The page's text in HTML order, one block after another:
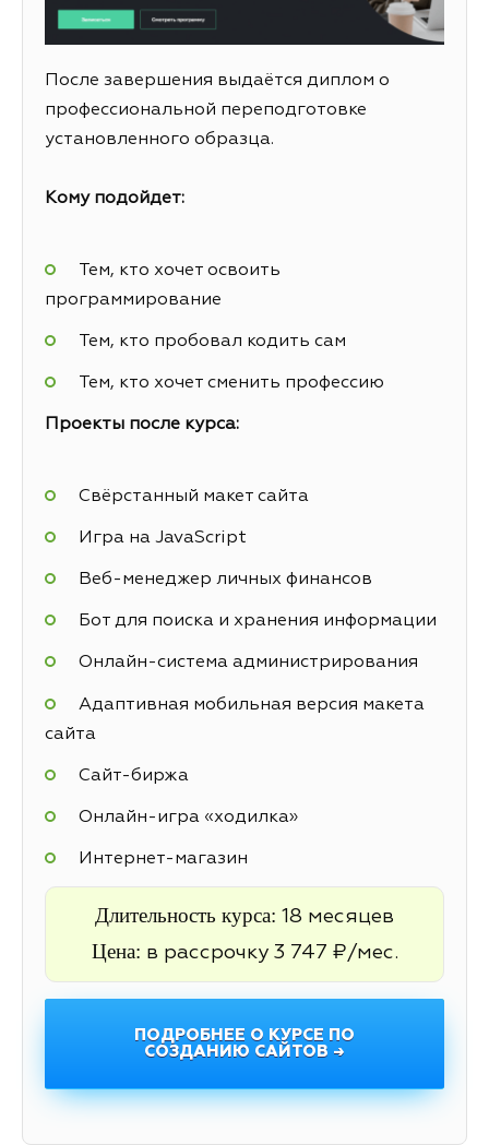
После завершения выдаётся диплом о
профессиональной переподготовке
установленного образца.
Кому подойдет:
Тем, кто хочет освоить
программирование
Тем, кто пробовал кодить сам
Тем, кто хочет сменить профессию
Проекты после курса:
Свёрстанный макет сайта
Игра на JavaScript
Веб-менеджер личных финансов
Бот для поиска и хранения информации
Онлайн-система администрирования
Адаптивная мобильная версия макета
сайта
Cайт-биржа
Онлайн-игра «ходилка»
Интернет-магазин
Длительность курса: 18 месяцев
Цена: в рассрочку 3 747 ₽/мес.
ПОДРОБНЕЕ О КУРСЕ ПО
СОЗДАНИЮ САЙТОВ →